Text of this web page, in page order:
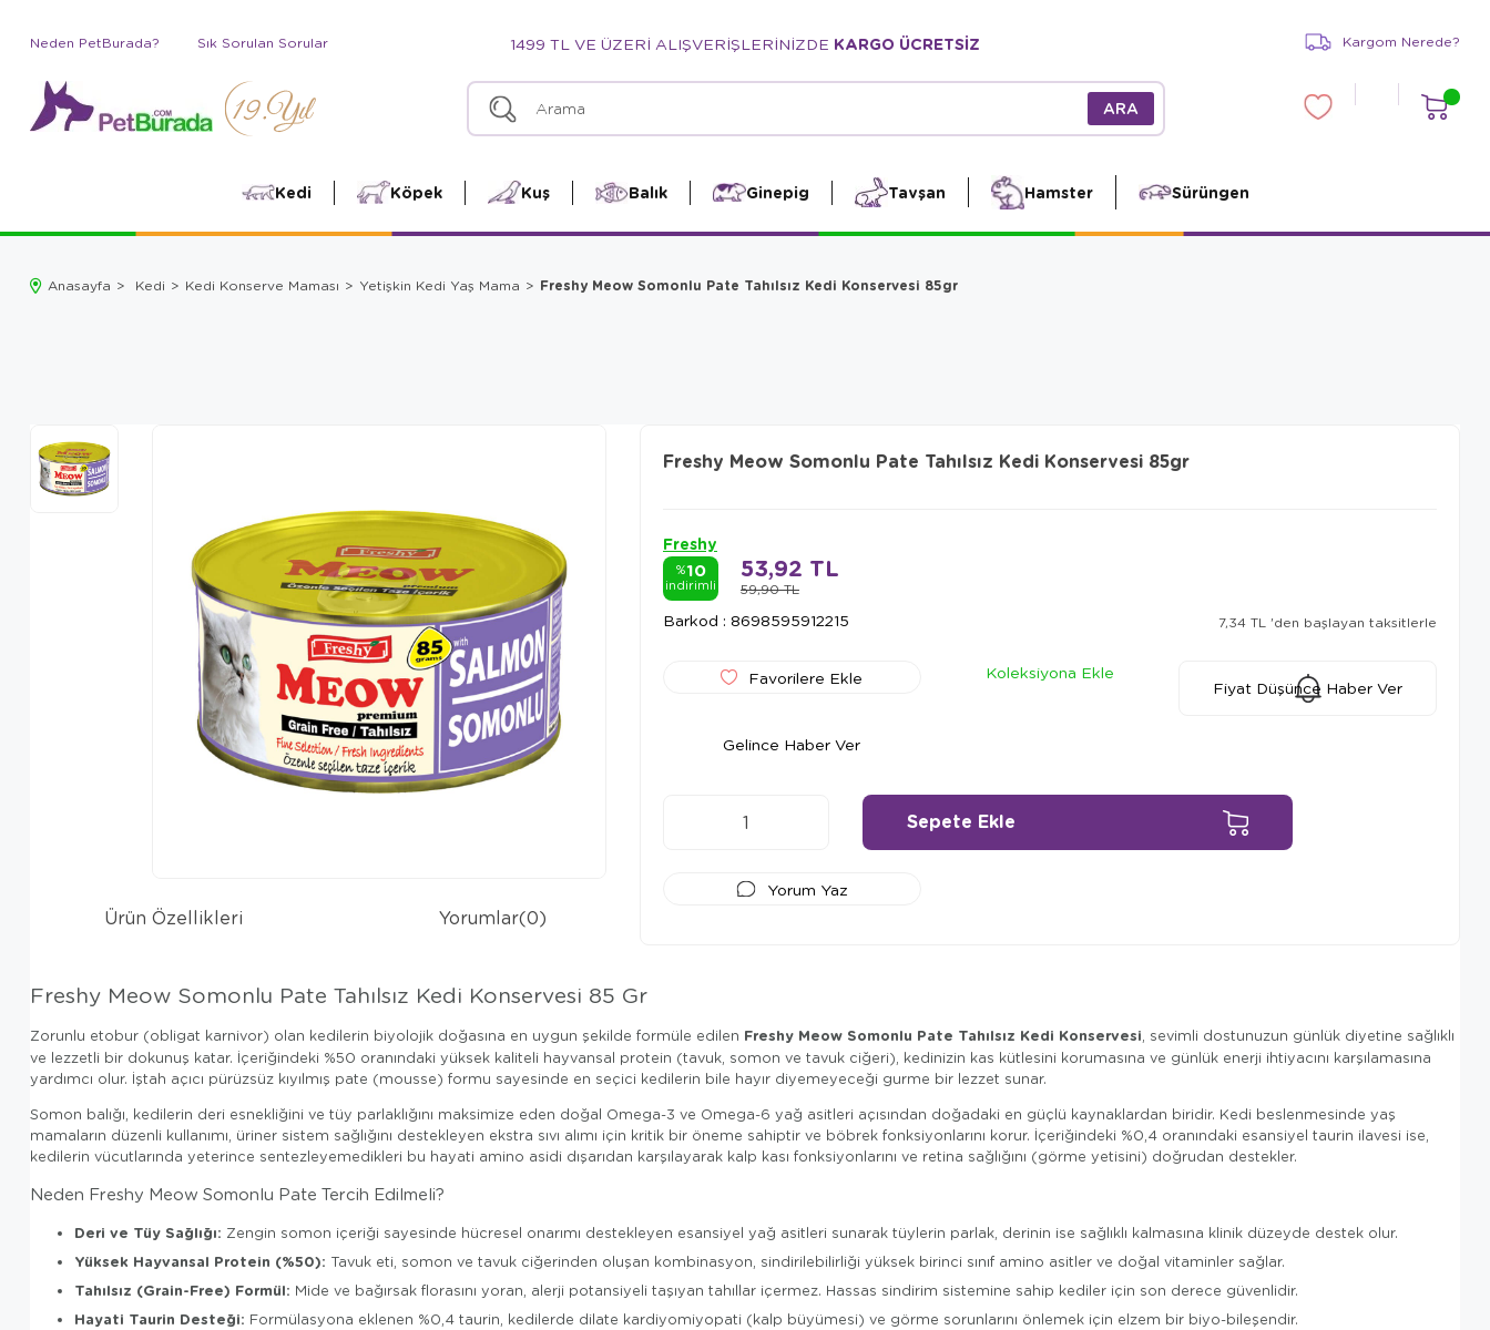
Neden PetBurada? Sık Sorulan Sorular 1499 TL VE ÜZERİ ALIŞVERİŞLERİNİZDE KARGO ÜCRETSİZ Kargom Nerede?
Kedi Köpek Kuş Balık Ginepig Tavşan Hamster Sürüngen
Anasayfa Kedi Kedi Konserve Maması Yetişkin Kedi Yaş Mama Freshy Meow Somonlu Pate Tahılsız Kedi Konservesi 85gr
Freshy Meow Somonlu Pate Tahılsız Kedi Konservesi 85gr
Freshy
%10
indirimli 59,90 TL
53,92 TL
Barkod : 8698595912215 7,34 TL 'den başlayan taksitlerle
Favorilere Ekle
Koleksiyona Ekle
Fiyat Düşünce Haber Ver
Gelince Haber Ver
Yorum Yaz
Ürün Özellikleri Yorumlar(0)
Freshy Meow Somonlu Pate Tahılsız Kedi Konservesi 85 Gr
Zorunlu etobur (obligat karnivor) olan kedilerin biyolojik doğasına en uygun şekilde formüle edilen Freshy Meow Somonlu Pate Tahılsız Kedi Konservesi, sevimli dostunuzun günlük diyetine sağlıklı
ve lezzetli bir dokunuş katar. İçeriğindeki %50 oranındaki yüksek kaliteli hayvansal protein (tavuk, somon ve tavuk ciğeri), kedinizin kas kütlesini korumasına ve günlük enerji ihtiyacını karşılamasına
yardımcı olur. İştah açıcı pürüzsüz kıyılmış pate (mousse) formu sayesinde en seçici kedilerin bile hayır diyemeyeceği gurme bir lezzet sunar.
Somon balığı, kedilerin deri esnekliğini ve tüy parlaklığını maksimize eden doğal Omega-3 ve Omega-6 yağ asitleri açısından doğadaki en güçlü kaynaklardan biridir. Kedi beslenmesinde yaş
mamaların düzenli kullanımı, üriner sistem sağlığını destekleyen ekstra sıvı alımı için kritik bir öneme sahiptir ve böbrek fonksiyonlarını korur. İçeriğindeki %0,4 oranındaki esansiyel taurin ilavesi ise,
kedilerin vücutlarında yeterince sentezleyemedikleri bu hayati amino asidi dışarıdan karşılayarak kalp kası fonksiyonlarını ve retina sağlığını (görme yetisini) doğrudan destekler.
Neden Freshy Meow Somonlu Pate Tercih Edilmeli?
Deri ve Tüy Sağlığı: Zengin somon içeriği sayesinde hücresel onarımı destekleyen esansiyel yağ asitleri sunarak tüylerin parlak, derinin ise sağlıklı kalmasına klinik düzeyde destek olur.
Yüksek Hayvansal Protein (%50): Tavuk eti, somon ve tavuk ciğerinden oluşan kombinasyon, sindirilebilirliği yüksek birinci sınıf amino asitler ve doğal vitaminler sağlar.
Tahılsız (Grain-Free) Formül: Mide ve bağırsak florasını yoran, alerji potansiyeli taşıyan tahıllar içermez. Hassas sindirim sistemine sahip kediler için son derece güvenlidir.
Hayati Taurin Desteği: Formülasyona eklenen %0,4 taurin, kedilerde dilate kardiyomiyopati (kalp büyümesi) ve görme sorunlarını önlemek için elzem bir biyo-bileşendir.